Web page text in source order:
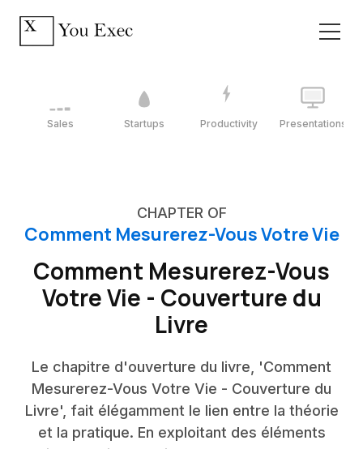
Sales Startups Productivity Presentations
CHAPTER OF
Comment Mesurerez-Vous Votre Vie
Comment Mesurerez-Vous
Votre Vie - Couverture du
Livre
Le chapitre d'ouverture du livre, 'Comment
Mesurerez-Vous Votre Vie - Couverture du
Livre', fait élégamment le lien entre la théorie
et la pratique. En exploitant des éléments